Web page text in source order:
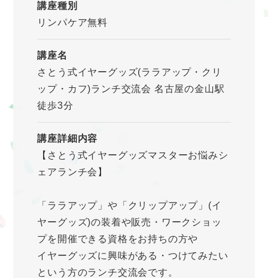
講座種別
リンパケア無料
講座名
さとう式イヤーグッズ(ララアップ・クリ
ップ・カフ)ランチ交流会 名古屋の金山駅
徒歩3分
講座詳細内容
【さとう式イヤーグッズマスターお悩みシ
ェアランチ会】
「ララアップ」や「クリップアップ」(イ
ヤーグッズ)の装着や販売・ワークショッ
プを開催できる資格をお持ちの方や
イヤーグッズに興味がある・つけてみたい
という方のランチ交流会です。